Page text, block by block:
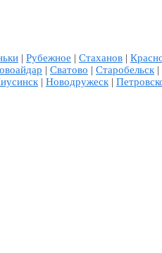
| Рубежное | Стаханов |
| Сватово | Старобельск |
| Новодружеск |